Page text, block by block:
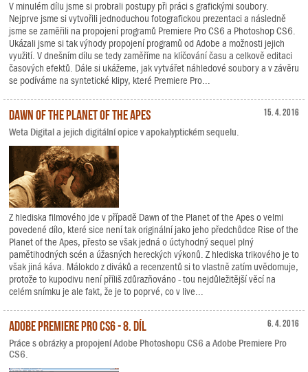
V minulém dílu jsme si probrali postupy při práci s grafickými soubory.
Nejprve jsme si vytvořili jednoduchou fotografickou prezentaci a následně
jsme se zaměřili na propojení programů Premiere Pro CS6 a Photoshop CS6.
Ukázali jsme si tak výhody propojení programů od Adobe a možnosti jejich
využití. V dnešním dílu se tedy zaměříme na klíčování času a celkově editaci
časových efektů. Dále si ukážeme, jak vytvářet náhledové soubory a v závěru
se podíváme na syntetické klipy, které Premiere Pro...
15. 4. 2016
Dawn of the Planet of the Apes
Weta Digital a jejich digitální opice v apokalyptickém sequelu.
Z hlediska filmového jde v případě Dawn of the Planet of the Apes o velmi
povedené dílo, které sice není tak originální jako jeho předchůdce Rise of the
Planet of the Apes, přesto se však jedná o úctyhodný sequel plný
pamětihodných scén a úžasných hereckých výkonů. Z hlediska trikového je to
však jiná káva. Málokdo z diváků a recenzentů si to vlastně zatím uvědomuje,
protože to kupodivu není příliš zdůrazňováno - tou nejdůležitější věcí na
celém snímku je ale fakt, že je to poprvé, co v live...
6. 4. 2016
Adobe Premiere Pro CS6 - 8. díl
Práce s obrázky a propojení Adobe Photoshopu CS6 a Adobe Premiere Pro
CS6.